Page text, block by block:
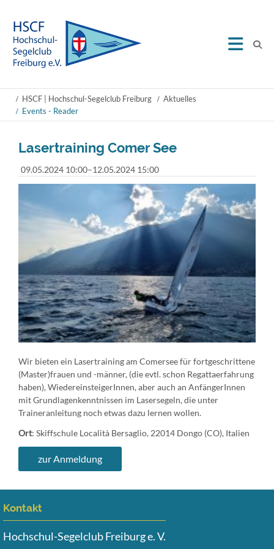
HSCF | Hochschul-Segelclub Freiburg
Aktuelles
Events - Reader
Lasertraining Comer See
09.05.2024 10:00–12.05.2024 15:00
Wir bieten ein Lasertraining am Comersee für fortgeschrittene
(Master)frauen und -männer, (die evtl. schon Regattaerfahrung
haben), WiedereinsteigerInnen, aber auch an AnfängerInnen
mit Grundlagenkenntnissen im Lasersegeln, die unter
Traineranleitung noch etwas dazu lernen wollen.
Ort: Skiffschule Località Bersaglio, 22014 Dongo (CO), Italien
zur Anmeldung
Kontakt
Hochschul-Segelclub Freiburg e. V.